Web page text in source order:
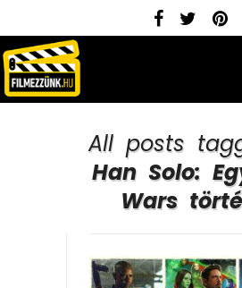
All posts
Han Solo:
Wars